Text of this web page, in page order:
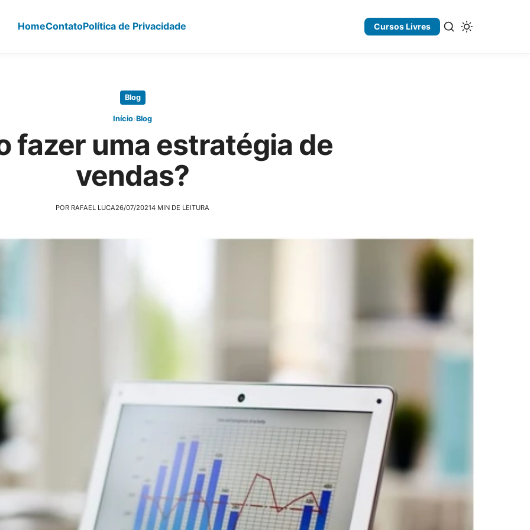
HomeContatoPolítica de Privacidade Cursos Livres
Blog
Início›Blog
fazer uma estratégia de
vendas?
POR RAFAEL LUCA26/07/20214 MIN DE LEITURA